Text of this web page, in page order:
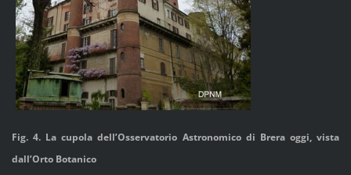
Fig. 4. La cupola dell’Osservatorio Astronomico di Brera oggi, vista
dall’Orto Botanico